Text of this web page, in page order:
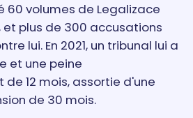
60 volumes de Legalizace
et plus de 300 accusations
lui. En 2021, un tribunal lui a
et une peine
12 mois, assortie d'une
de 30 mois.